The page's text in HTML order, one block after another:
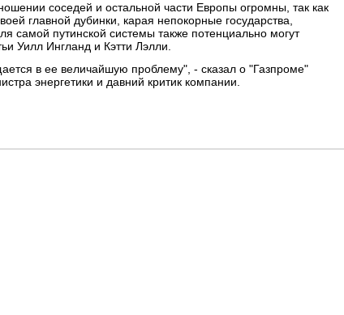
соседей и остальной части Европы огромны, так как
главной дубинки, карая непокорные государства,
самой путинской системы также потенциально могут
Уилл Ингланд и Кэтти Лэлли.
в ее величайшую проблему", - сказал о "Газпроме"
энергетики и давний критик компании.